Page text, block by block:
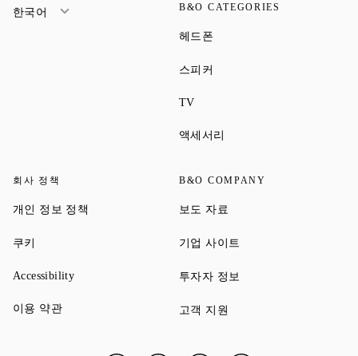
한국어 B&O CATEGORIES
헤드폰
스피커
TVLink Opens in New Tab
액세서리
회사 정책
개인 정보 정책 Link Opens in New Tab
쿠키
AccessibilityLink Opens in New Tab
이용 약관Link Opens in New Tab
B&O COMPANY
보도 자료
기업 사이트
투자자 정보
고객 지원